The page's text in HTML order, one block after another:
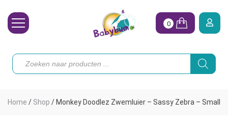
Toebehoren
0
Producten
zoeken
Home / Shop / Monkey Doodlez Zwemluier – Sassy Zebra – Small